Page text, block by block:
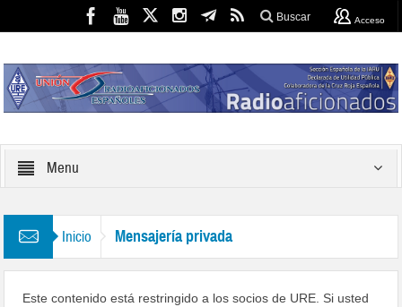
Buscar Acceso
Menu
Inicio Mensajería privada
Este contenido está restringido a los socios de URE. Si usted